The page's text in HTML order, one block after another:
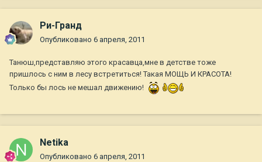
Ри-Гранд
Опубликовано 6 апреля, 2011
Танюш,представляю этого красавца,мне в детстве тоже
пришлось с ним в лесу встретиться! Такая МОЩЬ И КРАСОТА!
Только бы лось не мешал движению!
Netika
Опубликовано 6 апреля, 2011